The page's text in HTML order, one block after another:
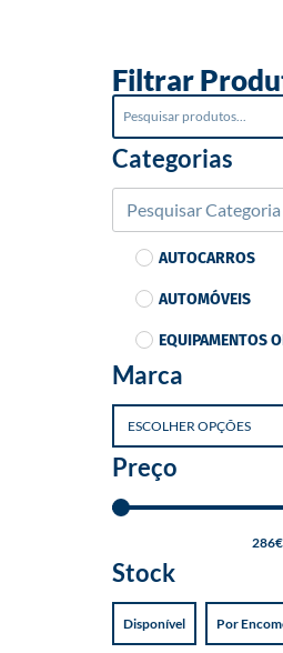
Filtrar
Categorias
AUTOCARROS
AUTOMÓVEIS
EQUIPAMENTOS
Marca
ESCOLHER OPÇÕES
Preço
286€
Stock
Disponível Por